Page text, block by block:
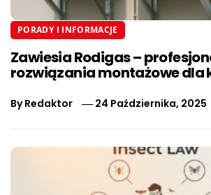
PORADY I INFORMACJE
Zawiesia Rodigas –
rozwiązania montażowe
ByRedaktor 24 Października, 2025